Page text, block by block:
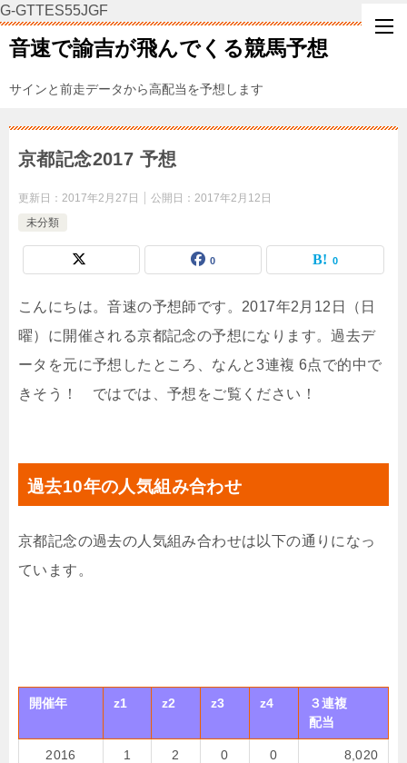
G-GTTES55JGF
音速で諭吉が飛んでくる競馬予想
サインと前走データから高配当を予想します
京都記念2017 予想
更新日： 2017年2月27日 公開日： 2017年2月12日
未分類
0 0
こんにちは。音速の予想師です。2017年2月12日（日
曜）に開催される京都記念の予想になります。過去デ
ータを元に予想したところ、なんと3連複 6点で的中で
きそう！ ではでは、予想をご覧ください！
過去10年の人気組み合わせ
京都記念の過去の人気組み合わせは以下の通りになっ
ています。
開催年 z1 z2 z3 z4
３連複
配当
2016 1 2 0 0 8,020